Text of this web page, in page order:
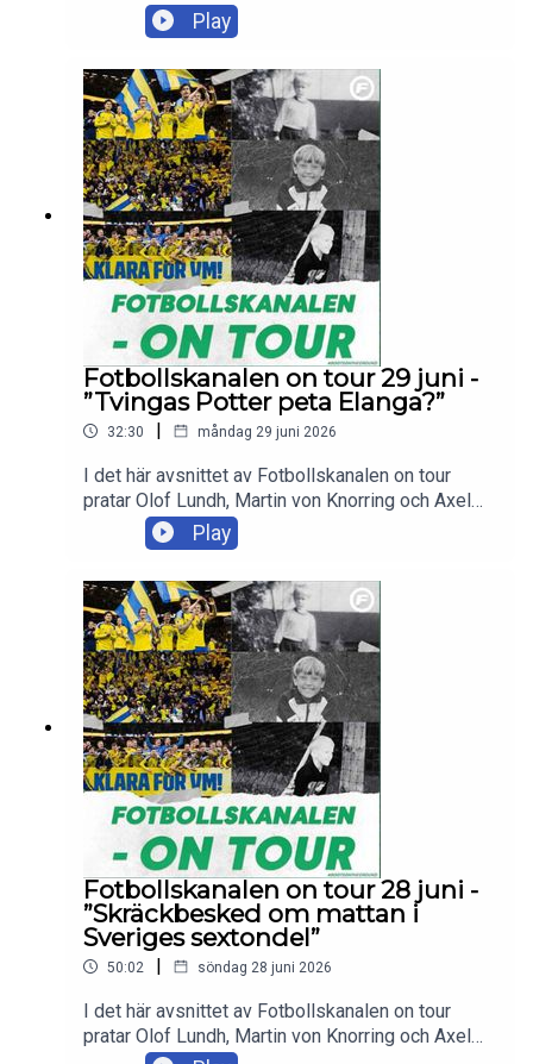
Pileby om det svenska VM-lägret inför kvällens
VM-rysare mot Frankrike, samt svarar på flera
olof.lundh@tv4.se , martin.vonknorring@tv4.se
eller axel.pileby@tv4.se
Play
Fotbollskanalen on tour 29 juni -
”Tvingas Potter peta Elanga?”
32:30 | måndag 29 juni 2026
I det här avsnittet av Fotbollskanalen on tour
pratar Olof Lundh, Martin von Knorring och Axel
Pileby om det senaste från det svenska VM-
lägret inför tisdagens match mot Frankrike, samt
frågor till olof.lundh@tv4.se ,
martin.vonknorring@tv4.se eller
axel.pileby@tv4.se
Play
Fotbollskanalen on tour 28 juni -
”Skräckbesked om mattan i
Sveriges sextondel”
50:02 | söndag 28 juni 2026
I det här avsnittet av Fotbollskanalen on tour
pratar Olof Lundh, Martin von Knorring och Axel